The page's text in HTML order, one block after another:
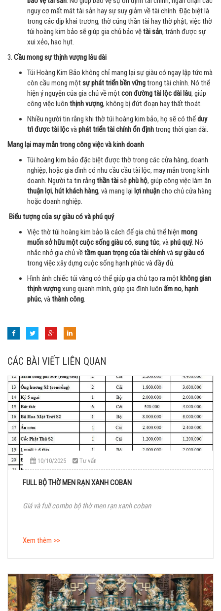
nguy cơ mất mát tài sản hay sự suy giảm về tài chính. Đặc biệt là
trong các dịp khai trương, thờ cúng thần tài hay thờ phật, việc thờ
túi hoàng kim bảo sẽ giúp gia chủ bảo vệtài sản, tránh được sự
xui xẻo, hao hụt.
3. Cầu mong sự thịnh vượng lâu dài
Túi Hoàng Kim Bảo không chỉ mang lại sự giàu có ngay lập tức mà
còn cầu mong mộtsự phát triển bền vữngtrong tài chính. Nó thể
hiện ý nguyện của gia chủ về mộtcon đường tài lộc dài lâu, giúp
công việc luôn thịnh vượng, không bị đứt đoạn hay thất thoát.
Nhiều người tin rằng khi thờ túi hoàng kim bảo, họ sẽ có thểduy
trì được tài lộcvà phát triển tài chính ổn địnhtrong thời gian dài.
Mang lại may mắn trong công việc và kinh doanh
Túi hoàng kim bảo đặc biệt được thờ trong các cửa hàng, doanh
nghiệp, hoặc gia đình có nhu cầu cầu tài lộc, may mắn trong kinh
doanh. Người ta tin rằng thần tàisẽphù hộ, giúp công việc làm ăn
thuận lợi, hút khách hàng, và mang lại lợi nhuậncho chủ cửa hàng
hoặc doanh nghiệp.
Biểu tượng của sự giàu có và phú quý
Việc thờ túi hoàng kim bảo là cách để gia chủ thể hiện mong
muốn sở hữu một cuộc sống giàu có, sung túc, và phú quý. Nó
nhắc nhở gia chủ vềtầm quan trọng của tài chínhvà sự giàu có
trong việc xây dựng cuộc sống hạnh phúc và đầy đủ.
Hình ảnh chiếc túi vàng có thể giúp gia chủ tạo ra một không gian
thịnh vượngxung quanh mình, giúp gia đình luôn ấm no, hạnh
phúc, và thành công
CÁC BÀI VIẾT LIÊN QUAN
10/10/2025 Tư vấn
FULL BỘ THỜ MEN RẠN XANH COBAN
Giá và full combo bộ thờ men rạn xanh coban
Xem thêm >>